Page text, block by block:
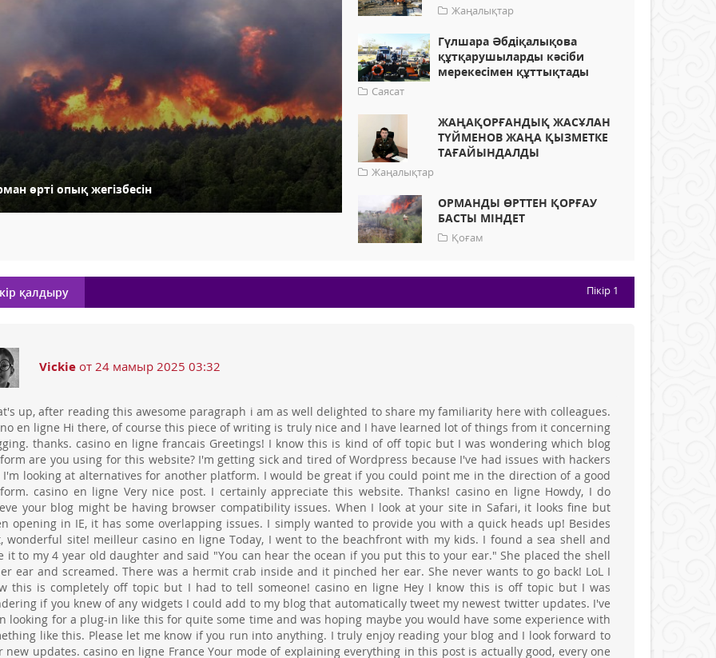
өрті опық жегізбесін
Жаңалықтар
Гүлшара Әбдіқалықова
құтқарушыларды кәсіби
мерекесімен құттықтады
Саясат
ЖАҢАҚОРҒАНДЫҚ ЖАСҰЛАН
ТҮЙМЕНОВ ЖАҢА ҚЫЗМЕТКЕ
ТАҒАЙЫНДАЛДЫ
Жаңалықтар
ОРМАНДЫ ӨРТТЕН ҚОРҒАУ
БАСТЫ МІНДЕТ
Қоғам
қалдыру Пікір 1
Vickie от 24 мамыр 2025 03:32
up, after reading this awesome paragraph i am as well delighted to share my familiarity here with colleagues.
en ligne Hi there, of course this piece of writing is truly nice and I have learned lot of things from it concerning
thanks. casino en ligne francais Greetings! I know this is kind of off topic but I was wondering which blog
are you using for this website? I'm getting sick and tired of Wordpress because I've had issues with hackers
I'm looking at alternatives for another platform. I would be great if you could point me in the direction of a good
casino en ligne Very nice post. I certainly appreciate this website. Thanks! casino en ligne Howdy, I do
your blog might be having browser compatibility issues. When I look at your site in Safari, it looks fine but
opening in IE, it has some overlapping issues. I simply wanted to provide you with a quick heads up! Besides
wonderful site! meilleur casino en ligne Today, I went to the beachfront with my kids. I found a sea shell and
it to my 4 year old daughter and said "You can hear the ocean if you put this to your ear." She placed the shell
ear and screamed. There was a hermit crab inside and it pinched her ear. She never wants to go back! LoL I
this is completely off topic but I had to tell someone! casino en ligne Hey I know this is off topic but I was
if you knew of any widgets I could add to my blog that automatically tweet my newest twitter updates. I've
looking for a plug-in like this for quite some time and was hoping maybe you would have some experience with
like this. Please let me know if you run into anything. I truly enjoy reading your blog and I look forward to
new updates. casino en ligne France Your mode of explaining everything in this post is actually good, every one